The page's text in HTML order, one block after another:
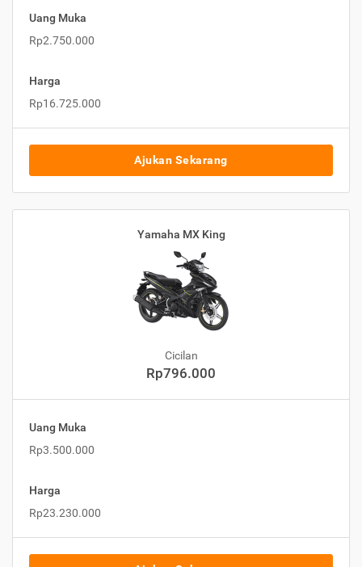
Uang Muka
Rp2.750.000
Harga
Rp16.725.000
Ajukan Sekarang
Yamaha MX King
Cicilan
Rp796.000
Uang Muka
Rp3.500.000
Harga
Rp23.230.000